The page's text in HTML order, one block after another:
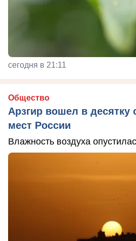
сегодня в 21:11
Общество
Арзгир вошел в десятку
мест России
Влажность воздуха